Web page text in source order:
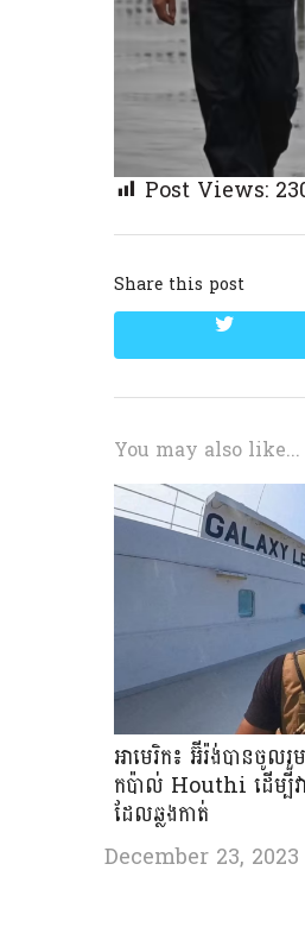
Post Views:
Share this post
You may also like...
អាមេរិក​៖ អ៊ីរ៉ង់បាន​ចូល
កប៉ាល់ Houthi ដើម្បីវា
ដែលឆ្លងកាត់
December 23, 2023